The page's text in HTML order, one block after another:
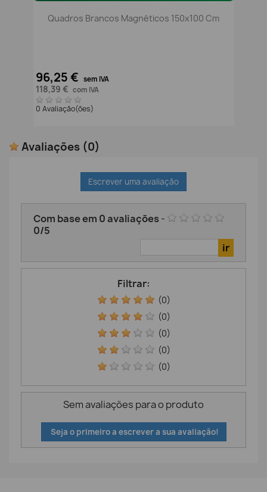
Quadros Brancos Magnéticos 150x100 Cm
96,25 € sem IVA
118,39 € com IVA
0 Avaliação(ões)
Avaliações (0)
Escrever uma avaliação
Com base em 0avaliações-
0/5
Filtrar:
(0)
(0)
(0)
(0)
(0)
Sem avaliações para o produto
Seja o primeiro a escrever a sua avaliação!